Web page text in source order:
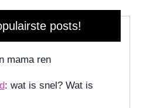
posts!
: wat is snel? Wat is